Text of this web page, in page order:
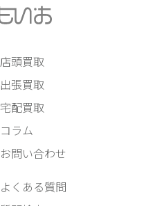
店頭買取
出張買取
宅配買取
コラム
お問い合わせ
よくある質問